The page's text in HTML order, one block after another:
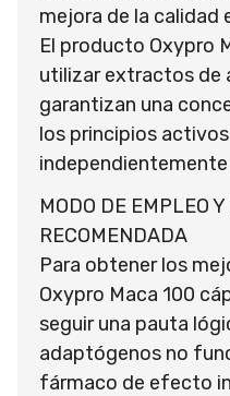
mejora de la calidad
El producto Oxypro
utilizar extractos de
garantizan una
los principios
MODO DE EMPLEO
RECOMENDADA
Para obtener los
Oxypro Maca 100
seguir una pauta
adaptógenos no
fármaco de efecto